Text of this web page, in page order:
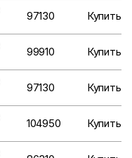
97130 Купить
99910 Купить
97130 Купить
104950 Купить